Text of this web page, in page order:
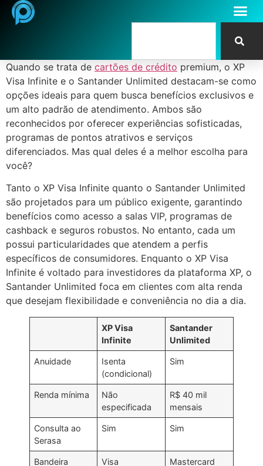
Quando se trata de cartões de crédito premium, o XP
Visa Infinite e o Santander Unlimited destacam-se como
opções ideais para quem busca benefícios exclusivos e
um alto padrão de atendimento. Ambos são
reconhecidos por oferecer experiências sofisticadas,
programas de pontos atrativos e serviços
diferenciados. Mas qual deles é a melhor escolha para
você?
Tanto o XP Visa Infinite quanto o Santander Unlimited
são projetados para um público exigente, garantindo
benefícios como acesso a salas VIP, programas de
cashback e seguros robustos. No entanto, cada um
possui particularidades que atendem a perfis
específicos de consumidores. Enquanto o XP Visa
Infinite é voltado para investidores da plataforma XP, o
Santander Unlimited foca em clientes com alta renda
que desejam flexibilidade e conveniência no dia a dia.
XP Visa
Infinite
Santander
Unlimited
Anuidade
Isenta
(condicional)
Sim
Renda mínima
Não
especificada
R$ 40 mil
mensais
Consulta ao
Serasa
Sim Sim
Bandeira Visa Mastercard